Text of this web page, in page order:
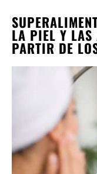
LA PIEL Y LAS
PARTIR DE